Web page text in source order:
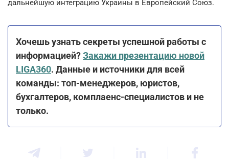
дальнейшую интеграцию Украины в Европейский Союз.
Хочешь узнать секреты успешной работы с
информацией?Закажи презентацию новой
LIGA360. Данные и источники для всей
команды: топ-менеджеров, юристов,
бухгалтеров, комплаенс-специалистов и не
только.